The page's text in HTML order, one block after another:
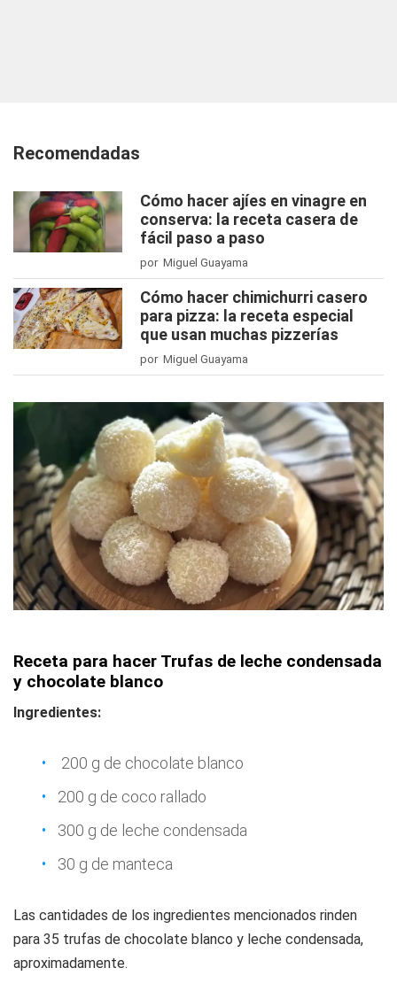
Recomendadas
Cómo hacer ajíes en vinagre en
conserva: la receta casera de
fácil paso a paso
por Miguel Guayama
Cómo hacer chimichurri casero
para pizza: la receta especial
que usan muchas pizzerías
por Miguel Guayama
Receta para hacer Trufas de leche condensada
y chocolate blanco
Ingredientes:
200 g de chocolate blanco
200 g de coco rallado
300 g de leche condensada
30 g de manteca
Las cantidades de los ingredientes mencionados rinden
para 35 trufas de chocolate blanco y leche condensada,
aproximadamente.